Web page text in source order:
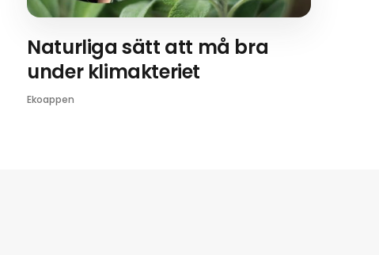
Naturliga sätt att må bra
under klimakteriet
Ekoappen